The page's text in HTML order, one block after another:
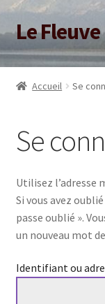
Aller
à
la
navigation
Aller
au
contenu
Le Fleuve
Accueil
Boutique
Adhésion/Soutien
Mon compte
Accueil Se
Se
Utilisez l’adresse
Si vous avez
passe oublié ».
un nouveau mot
Identifiant ou